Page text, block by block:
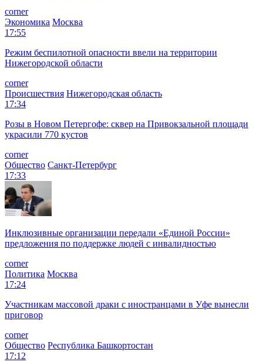
corner
Экономика Москва
17:55
Режим беспилотной опасности ввели на территории
Нижегородской области
corner
Происшествия Нижегородская область
17:34
Розы в Новом Петергофе: сквер на Привокзальной площади
украсили 770 кустов
corner
Общество Санкт-Петербург
17:33
Инклюзивные организации передали «Единой России»
предложения по поддержке людей с инвалидностью
corner
Политика Москва
17:24
Участникам массовой драки с иностранцами в Уфе вынесли
приговор
corner
Общество Республика Башкортостан
17:12